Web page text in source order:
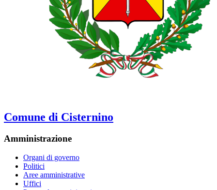
Comune di Cisternino
Amministrazione
Organi di governo
Politici
Aree amministrative
Uffici